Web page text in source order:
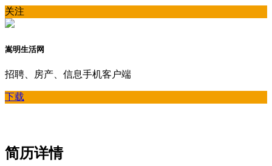
关注
嵩明生活网
招聘、房产、信息手机客户端
下载
简历详情